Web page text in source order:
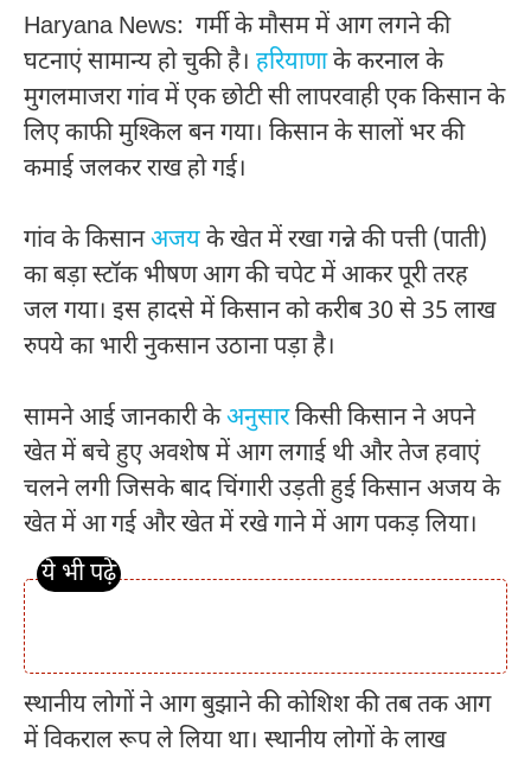
Haryana News: गर्मी के मौसम में आग लगने की
घटनाएं सामान्य हो चुकी है। हरियाणाके करनाल के
मुगलमाजरा गांव में एक छोटी सी लापरवाही एक किसान के
लिए काफी मुश्किल बन गया। किसान के सालों भर की
कमाई जलकर राख हो गई।
गांव के किसानअजयके खेत में रखा गन्ने की पत्ती (पाती)
का बड़ा स्टॉक भीषण आग की चपेट में आकर पूरी तरह
जल गया। इस हादसे में किसान को करीब 30 से 35 लाख
रुपये का भारी नुकसान उठाना पड़ा है।
सामने आई जानकारी केअनुसारकिसी किसान ने अपने
खेत में बचे हुए अवशेष में आग लगाई थी और तेज हवाएं
चलने लगी जिसके बाद चिंगारी उड़ती हुई किसान अजय के
खेत में आ गई और खेत में रखे गाने में आग पकड़ लिया।
स्थानीय लोगों ने आग बुझाने की कोशिश की तब तक आग
में विकराल रूप ले लिया था। स्थानीय लोगों के लाख